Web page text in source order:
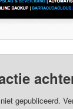
gepubliceerd.